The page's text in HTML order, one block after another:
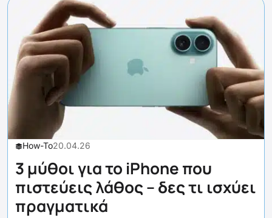
How-To20.04.26
3 μύθοι για το iPhone που
πιστεύεις λάθος – δες τι ισχύει
πραγματικά